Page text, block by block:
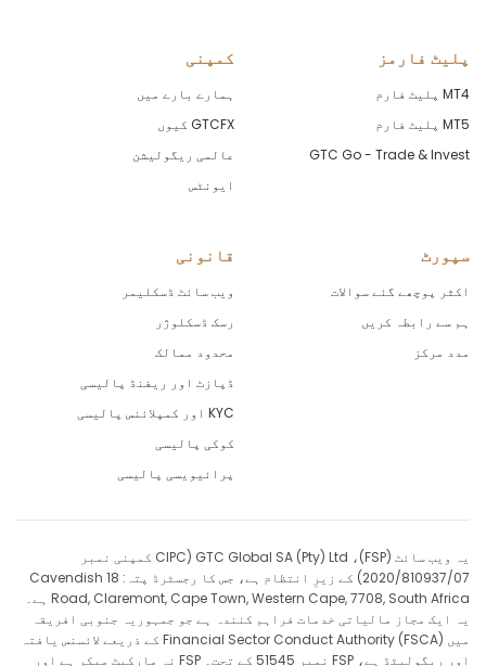
پلیٹ فارمز
MT4 پلیٹ فارم
MT5 پلیٹ فارم
GTC Go - Trade & Invest
کمپنی
ہمارے بارے میں
GTCFX کیوں
عالمی ریگولیشن
ایونٹس
سپورٹ
اکثر پوچھے گئے سوالات
ہم سے رابطہ کریں
مدد مرکز
قانونی
ویب سائٹ ڈسکلیمر
رسک ڈسکلوژر
محدود ممالک
ڈپازٹ اور ریفنڈ پالیسی
KYC اور کمپلائنس پالیسی
کوکی پالیسی
پرائیویسی پالیسی
یہ ویب سائٹ (FSP)، GTC Global SA (Pty) Ltd (CIPC کمپنی نمبر
2020/810937/07) کے زیرِ انتظام ہے، جس کا رجسٹرڈ پتہ: 18 Cavendish
Road, Claremont, Cape Town, Western Cape, 7708, South Africa ہے۔
یہ ایک مجاز مالیاتی خدمات فراہم کنندہ ہے جو جمہوریہ جنوبی افریقہ
میں Financial Sector Conduct Authority (FSCA) کے ذریعے لائسنس یافتہ
اور ریگولیٹڈ ہے، FSP نمبر 51545 کے تحت۔ FSP نہ مارکیٹ میکر ہے اور